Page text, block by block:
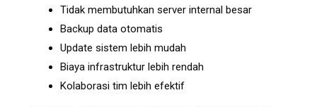
Tidak membutuhkan server internal besar
Backup data otomatis
Update sistem lebih mudah
Biaya infrastruktur lebih rendah
Kolaborasi tim lebih efektif